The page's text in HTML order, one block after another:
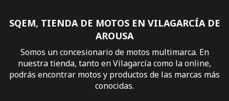
SQEM, TIENDA DE MOTOS EN VILAGARCÍA DE
AROUSA
Somos un concesionario de motos multimarca. En
nuestra tienda, tanto en Vilagarcía como la online,
podrás encontrar motos y productos de las marcas más
conocidas.